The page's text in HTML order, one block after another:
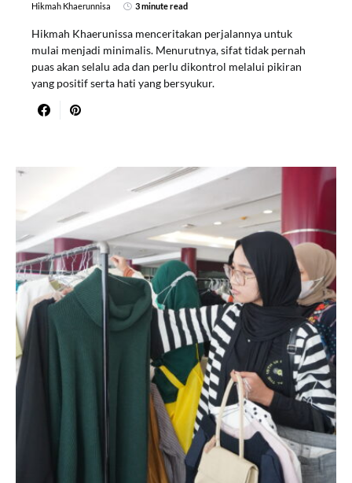
Hikmah Khaerunnisa 3 minute read
Hikmah Khaerunissa menceritakan perjalannya untuk
mulai menjadi minimalis. Menurutnya, sifat tidak pernah
puas akan selalu ada dan perlu dikontrol melalui pikiran
yang positif serta hati yang bersyukur.